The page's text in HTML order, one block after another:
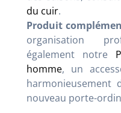
du cuir.
Produit
organisation
également notre
homme, un
harmonieusement
nouveau porte-